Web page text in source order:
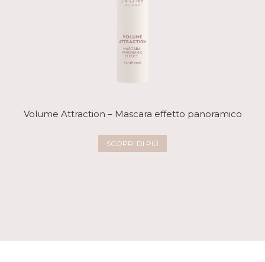
Volume Attraction – Mascara effetto panoramico
SCOPRI DI PIÙ